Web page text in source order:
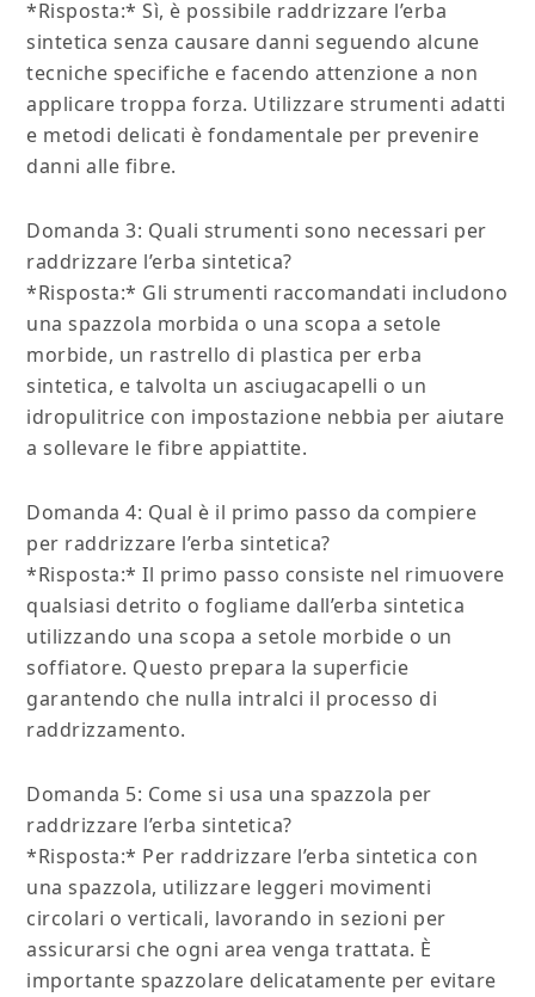
*Risposta:* Sì, è possibile raddrizzare l’erba
sintetica senza causare danni seguendo alcune
tecniche specifiche e facendo attenzione a non
applicare troppa forza. Utilizzare strumenti adatti
e metodi delicati è fondamentale per prevenire
danni alle fibre.
Domanda 3: Quali strumenti sono necessari per
raddrizzare l’erba sintetica?
*Risposta:* Gli strumenti raccomandati includono
una spazzola morbida o una scopa a setole
morbide, un rastrello di plastica per erba
sintetica, e talvolta un asciugacapelli o un
idropulitrice con impostazione nebbia per aiutare
a sollevare le fibre appiattite.
Domanda 4: Qual è il primo passo da compiere
per raddrizzare l’erba sintetica?
*Risposta:* Il primo passo consiste nel rimuovere
qualsiasi detrito o fogliame dall’erba sintetica
utilizzando una scopa a setole morbide o un
soffiatore. Questo prepara la superficie
garantendo che nulla intralci il processo di
raddrizzamento.
Domanda 5: Come si usa una spazzola per
raddrizzare l’erba sintetica?
*Risposta:* Per raddrizzare l’erba sintetica con
una spazzola, utilizzare leggeri movimenti
circolari o verticali, lavorando in sezioni per
assicurarsi che ogni area venga trattata. È
importante spazzolare delicatamente per evitare